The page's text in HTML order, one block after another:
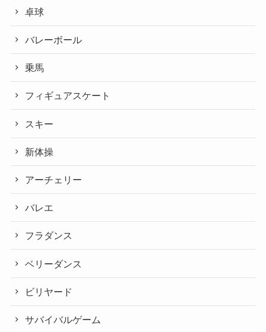
卓球
バレーボール
乗馬
フィギュアスケート
スキー
新体操
アーチェリー
バレエ
フラダンス
ベリーダンス
ビリヤード
サバイバルゲーム